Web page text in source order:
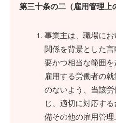
第三十条の二（雇用管理上
事業主は、職場に
関係を背景とした
要かつ相当な範囲
雇用する労働者の
のないよう、当該
じ、適切に対応す
備その他の雇用管